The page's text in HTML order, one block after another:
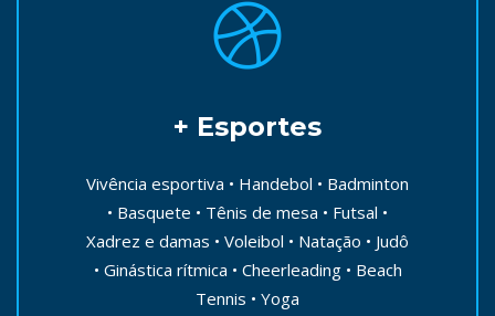
+ Esportes
Vivência esportiva • Handebol • Badminton
• Basquete • Tênis de mesa • Futsal •
Xadrez e damas • Voleibol • Natação • Judô
• Ginástica rítmica • Cheerleading • Beach
Tennis • Yoga